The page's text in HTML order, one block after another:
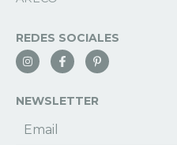
REDES SOCIALES
NEWSLETTER